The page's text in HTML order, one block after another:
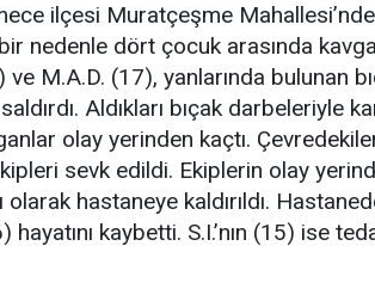
ilçesi Muratçeşme
nedenle dört çocuk arasında kavga
ve M.A.D. (17), yanlarında bulunan
Aldıkları bıçak darbeleriyle
olay yerinden kaçtı.
sevk edildi. Ekiplerin olay
olarak hastaneye kaldırıldı.
hayatını kaybetti. S.I.’nın (15) ise